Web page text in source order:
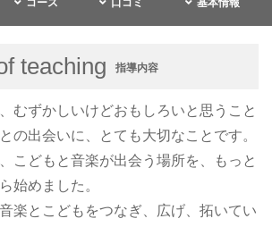
コース 口コミ 基本情報
teaching 指導内容
むずかしいけどおもしろいと思うこと
の出会いに、とても大切なことです。
こどもと音楽が出会う場所を、もっと
始めました。
楽とこどもをつなぎ、広げ、拓いてい